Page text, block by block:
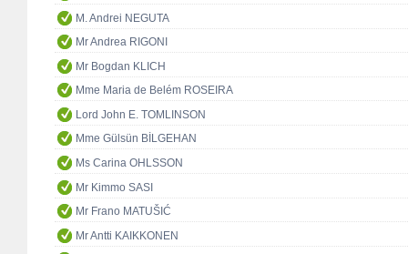
M. Andrei NEGUTA
Mr Andrea RIGONI
Mr Bogdan KLICH
Mme Maria de Belém ROSEIRA
Lord John E. TOMLINSON
Mme Gülsün BİLGEHAN
Ms Carina OHLSSON
Mr Kimmo SASI
Mr Frano MATUŠIĆ
Mr Antti KAIKKONEN